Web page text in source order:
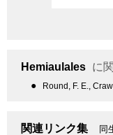
Hemiaulales に
● Round, F. E.,
関連リンク集 同